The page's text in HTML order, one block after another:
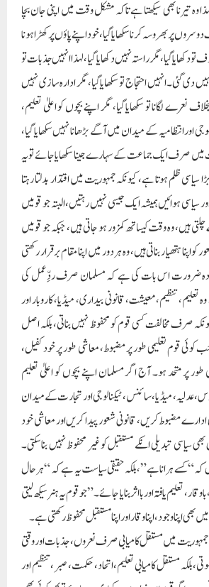
وہ تیرنا بھی سیکھتا ہے تاکہ مشکل وقت میں اپنی جان بچا
پر بھروسہ کرنا سکھایا گیا، خود اپنے پاؤں پر کھڑا ہونا
تو دکھا یا گیا، مگر راستہ نہیں دکھا یا گیا، لہذا انہیں جذبات تو
گئی۔ انہیں احتجاج تو سکھایا گیا، مگر ادارہ سازی نہیں
نعرے لگانا تو سکھایا گیا، مگر اپنے بچوں کو اعلیٰ تعلیم،
اور انتظامیہ کے میدان میں آگے بڑھانا نہیں سکھایا گیا،
میں صرف ایک جماعت کے سہارے جینا سکھایا جائے تو یہ
ظلم ہوتا ہے، کیونکہ جمہوریت میں اقتدار بدلتا رہتا
سیاسی ہوائیں ہمیشہ ایک جیسی نہیں رہتیں، البتہ جو قومیں
وہ وقت کیساتھ کمزور ہو جاتی ہیں، جبکہ جو قومیں
اپنا ہتھیار بناتی ہیں، وہ ہر دور میں اپنا مقام برقرار رکھتی
ضرورت اس بات کی ہے کہ مسلمان صرف ردِّعمل کی
تنظیم، معیشت، قانونی بیداری، میڈیا، کاروبار اور
صرف مخالفت کسی قوم کو محفوظ نہیں بناتی، بلکہ اصل
قوم تعلیمی طور پر مضبوط، معاشی طور پر خود کفیل،
طور پر متحد ہو۔ آج اگر مسلمان اپنے بچوں کو اعلیٰ تعلیم
عدلیہ، میڈیا، سائنس، ٹیکنالوجی اور تجارت کے میدان
ادارے مضبوط کریں، قانونی شعور پیدا کریں اور معاشی خود
سیاسی تبدیلی انکے مستقبل کو غیر محفوظ نہیں بنا سکتی۔
ہرانا ہے”، بلکہ حقیقی سیاست یہ ہے کہ “ہر حال
تعلیم یافتہ اور بااثر بنایا جائے۔” جو قوم یہ ہنر سیکھ لیتی
اپنا وجود، اپنا وقار اور اپنا مستقبل محفوظ رکھتی ہے۔
جمہوریت میں مستقل کامیابی صرف نعروں، جذبات اور وقتی
مستقل کامیابی تعلیم، اتحاد، حکمت، صبر، تنظیم اور